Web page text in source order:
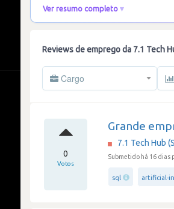
Ver resumo completo
Reviews de emprego da 7.1 Tech
Cargo
0
Votos
Grande
7.1 Tech Hub
Submetido há 16 dias
sql artificial-